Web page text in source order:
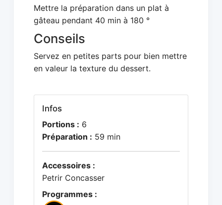
Mettre la préparation dans un plat à
gâteau pendant 40 min à 180 °
Conseils
Servez en petites parts pour bien mettre
en valeur la texture du dessert.
Infos
Portions : 6
Préparation : 59 min
Accessoires :
Petrir Concasser
Programmes :